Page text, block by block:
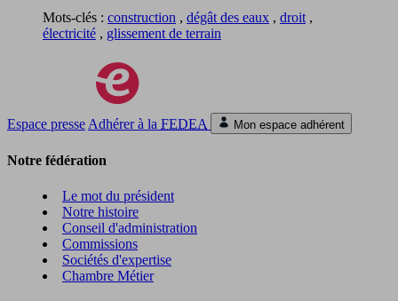
Mots-clés : construction , dégât des eaux , droit ,
électricité , glissement de terrain
Espace presse Adhérer à la FEDEA Mon espace adhérent
Notre fédération
Le mot du président
Notre histoire
Conseil d'administration
Commissions
Sociétés d'expertise
Chambre Métier